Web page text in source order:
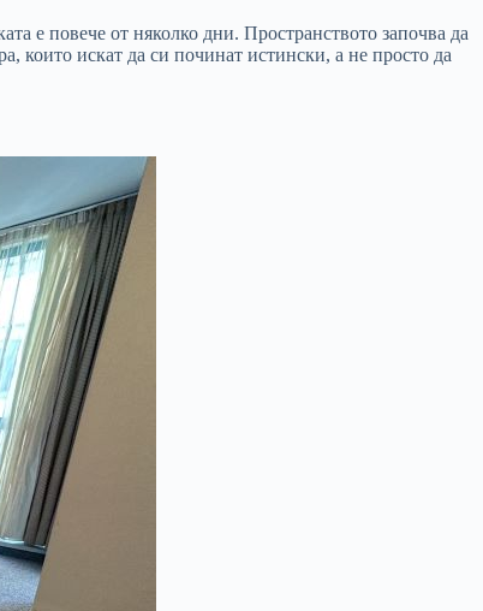
е повече от няколко дни. Пространството започва да
които искат да си починат истински, а не просто да